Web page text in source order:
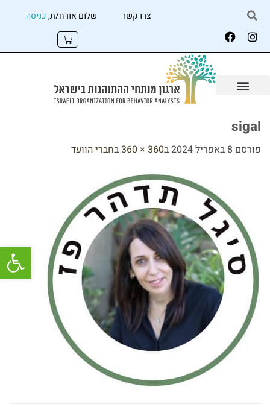
צרו קשר שלום אורח/ת,כניסה
sigal
פורסם 8 באפריל 2024 ב360 × 360 בחברי הוועד